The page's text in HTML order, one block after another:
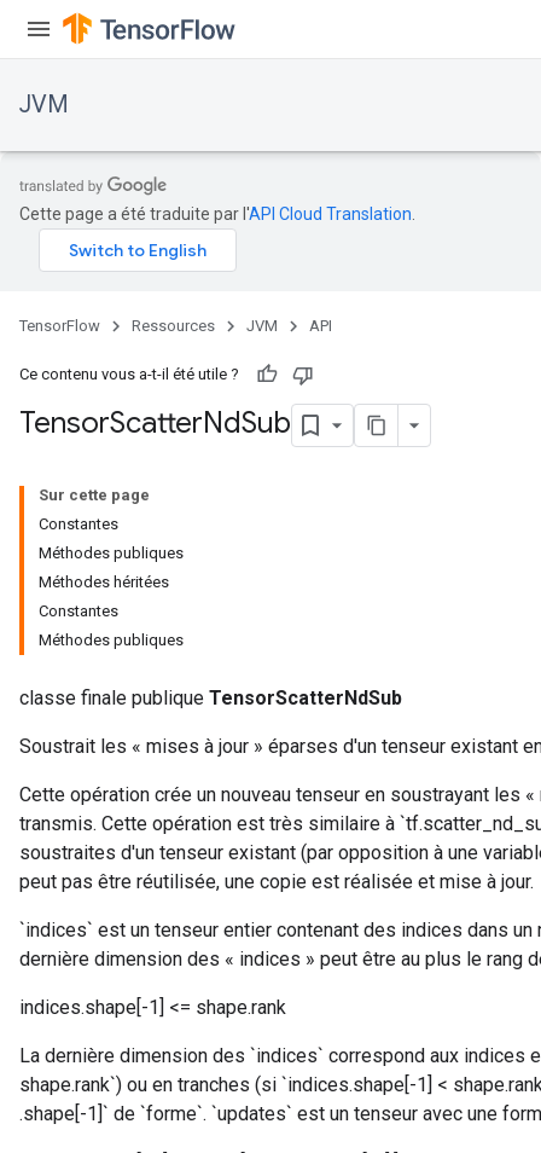
JVM
Cette page a été traduite par l'API Cloud Translation
TensorFlow Ressources JVM API
Ce contenu vous a-t-il été utile ?
TensorScatterNdSub
Sur cette page
Constantes
Méthodes publiques
Méthodes héritées
Constantes
Méthodes publiques
classe finale publique TensorScatterNdSub
Soustrait les « mises à jour » éparses d'un tenseur existant
Cette opération crée un nouveau tenseur en soustrayant les
transmis. Cette opération est très similaire à
soustraites d'un tenseur existant (par opposition à une
peut pas être réutilisée, une copie est réalisée et mise à jour.
`indices` est un tenseur entier contenant des indices dans un
dernière dimension des « indices » peut être au plus le rang
indices.shape[-1] <= shape.rank
La dernière dimension des `indices` correspond aux indices
shape.rank`) ou en tranches (si `indices.shape[-1] <
.shape[-1]` de `forme`. `updates` est un tenseur avec une